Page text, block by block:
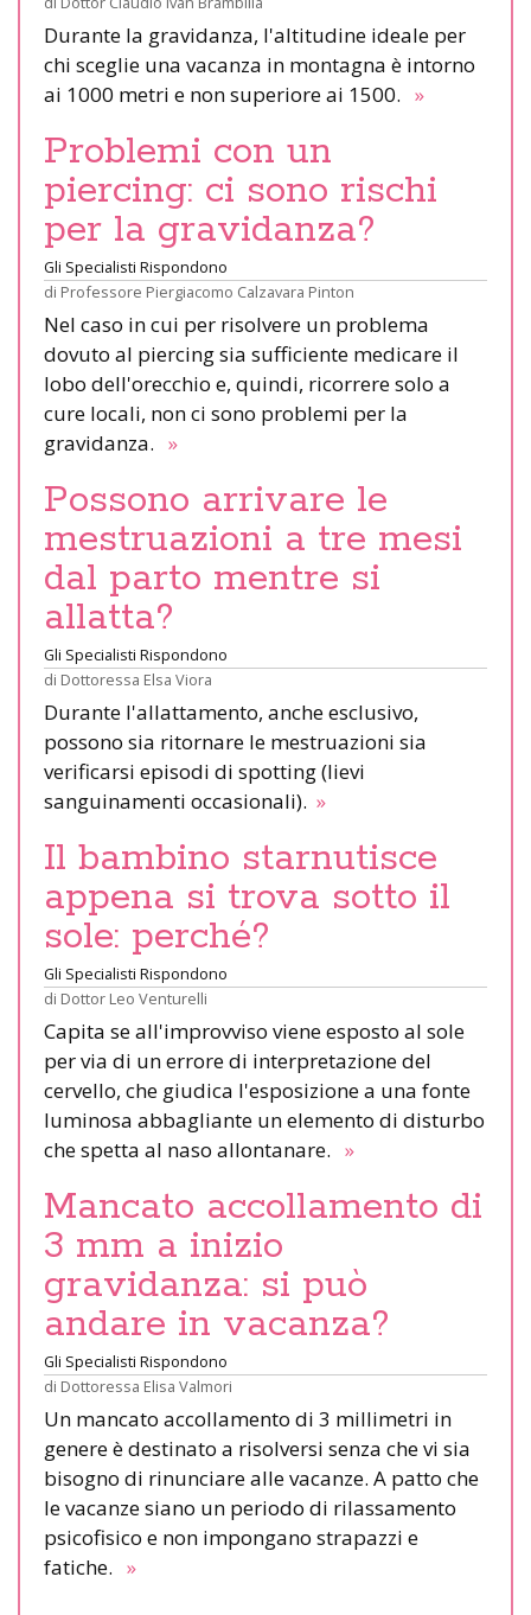
Durante la gravidanza, l'altitudine ideale per
chi sceglie una vacanza in montagna è intorno
ai 1000 metri e non superiore ai 1500. »
Problemi con un
piercing: ci sono rischi
per la gravidanza?
Gli Specialisti Rispondono
di Professore Piergiacomo Calzavara Pinton
Nel caso in cui per risolvere un problema
dovuto al piercing sia sufficiente medicare il
lobo dell'orecchio e, quindi, ricorrere solo a
cure locali, non ci sono problemi per la
gravidanza. »
Possono arrivare le
mestruazioni a tre mesi
dal parto mentre si
allatta?
Gli Specialisti Rispondono
di Dottoressa Elsa Viora
Durante l'allattamento, anche esclusivo,
possono sia ritornare le mestruazioni sia
verificarsi episodi di spotting (lievi
sanguinamenti occasionali). »
Il bambino starnutisce
appena si trova sotto il
sole: perché?
Gli Specialisti Rispondono
di Dottor Leo Venturelli
Capita se all'improvviso viene esposto al sole
per via di un errore di interpretazione del
cervello, che giudica l'esposizione a una fonte
luminosa abbagliante un elemento di disturbo
che spetta al naso allontanare. »
Mancato accollamento di
3 mm a inizio
gravidanza: si può
andare in vacanza?
Gli Specialisti Rispondono
di Dottoressa Elisa Valmori
Un mancato accollamento di 3 millimetri in
genere è destinato a risolversi senza che vi sia
bisogno di rinunciare alle vacanze. A patto che
le vacanze siano un periodo di rilassamento
psicofisico e non impongano strapazzi e
fatiche. »